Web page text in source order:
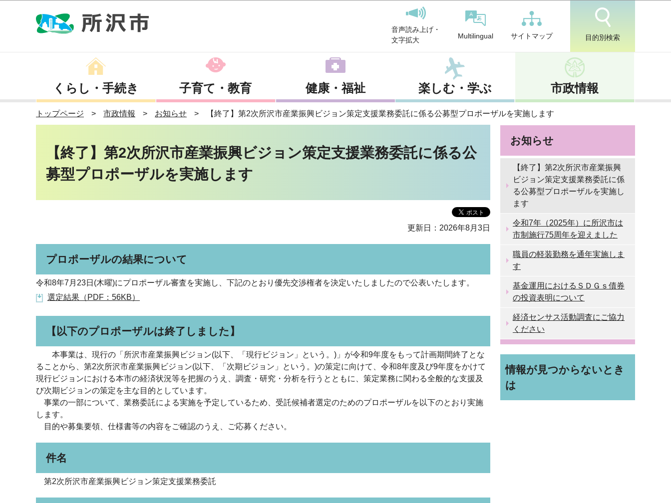
音声読み上げ・
文字拡大
Multilingual サイトマップ 目的別検索
くらし・手続き 子育て・教育 健康・福祉 楽しむ・学ぶ 市政情報
トップページ 市政情報 お知らせ 【終了】第2次所沢市産業振興ビジョン策定支援業務委託に係る公募型プロポーザルを実施します
【終了】第2次所沢市産業振興ビジョン策定支援業務委託に係る公
募型プロポーザルを実施します
更新日：2026年8月3日
プロポーザルの結果について
令和8年7月23日(木曜)にプロポーザル審査を実施し、下記のとおり優先交渉権者を決定いたしましたので公表いたします。
選定結果（PDF：56KB）
【以下のプロポーザルは終了しました】
本事業は、現行の「所沢市産業振興ビジョン(以下、「現行ビジョン」という。)」が令和9年度をもって計画期間終了とな
ることから、第2次所沢市産業振興ビジョン(以下、「次期ビジョン」という。)の策定に向けて、令和8年度及び9年度をかけて
現行ビジョンにおける本市の経済状況等を把握のうえ、調査・研究・分析を行うとともに、策定業務に関わる全般的な支援及
び次期ビジョンの策定を主な目的としています。
事業の一部について、業務委託による実施を予定しているため、受託候補者選定のためのプロポーザルを以下のとおり実施
します。
目的や募集要領、仕様書等の内容をご確認のうえ、ご応募ください。
件名
第2次所沢市産業振興ビジョン策定支援業務委託
お知らせ
【終了】第2次所沢市産業振興
ビジョン策定支援業務委託に係
る公募型プロポーザルを実施し
ます
令和7年（2025年）に所沢市は
市制施行75周年を迎えました
職員の軽装勤務を通年実施しま
す
基金運用におけるＳＤＧｓ債券
の投資表明について
経済センサス活動調査にご協力
ください
情報が見つからないとき
は